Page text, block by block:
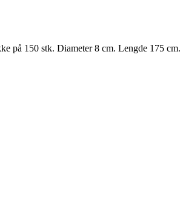
på 150 stk. Diameter 8 cm. Lengde 175 cm.